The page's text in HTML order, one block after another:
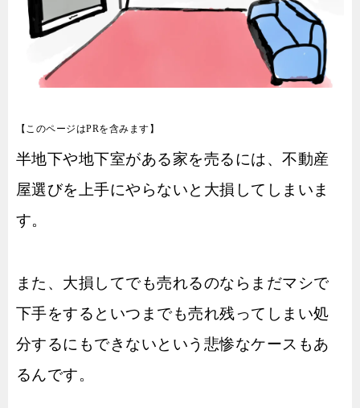
【このページはPRを含みます】
半地下や地下室がある家を売るには、不動産
屋選びを上手にやらないと大損してしまいま
す。
また、大損してでも売れるのならまだマシで
下手をするといつまでも売れ残ってしまい処
分するにもできないという悲惨なケースもあ
るんです。